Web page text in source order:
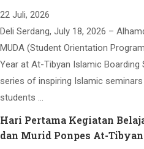
22 Juli, 2026
Deli Serdang, July 18, 2026 –
MUDA (Student Orientation
Year at At-Tibyan Islamic
series of inspiring Islamic
students …
Hari Pertama Kegiatan
dan Murid Ponpes At-